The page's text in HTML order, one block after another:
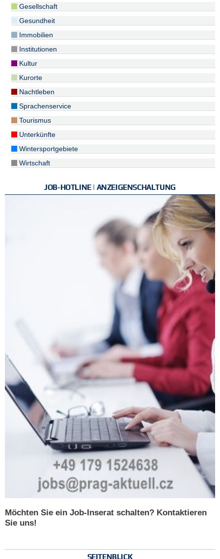
Gesellschaft
Gesundheit
Immobilien
Institutionen
Kultur
Kurorte
Nachtleben
Sprachenservice
Tourismus
Unterkünfte
Wintersportgebiete
Wirtschaft
JOB-HOTLINE | ANZEIGENSCHALTUNG
Möchten Sie ein Job-Inserat schalten? Kontaktieren
Sie uns!
SEITENBLICK